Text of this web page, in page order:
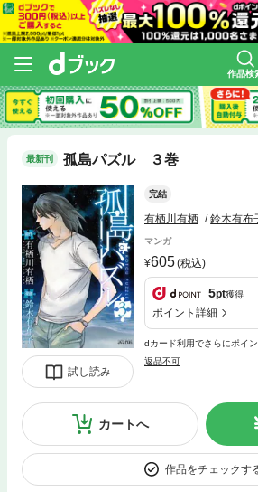
作品検
最新刊 孤島パズル ３巻
試し読み
完結
有栖川有栖 鈴木有布
マンガ
605(税込)
5pt獲得
ポイント詳細
dカード利用でさらにポイ
返品不可
カートへ
作品をチェックす